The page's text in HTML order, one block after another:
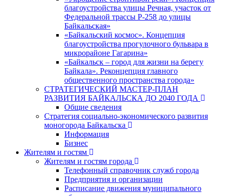
благоустройства улицы Речная, участок от
Федеральной трассы Р-258 до улицы
Байкальская»
«Байкальский космос». Концепция
благоустройства прогулочного бульвара в
микрорайоне Гагарина»
«Байкальск – город для жизни на берегу
Байкала». Реконцепция главного
общественного пространства города»
СТРАТЕГИЧЕСКИЙ МАСТЕР-ПЛАН
РАЗВИТИЯ БАЙКАЛЬСКА ДО 2040 ГОДА
Общие сведения
Стратегия социально-экономического развития
моногорода Байкальска
Информация
Бизнес
Жителям и гостям
Жителям и гостям города
Телефонный справочник служб города
Предприятия и организации
Расписание движения муниципального